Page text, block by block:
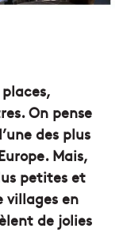
On pense
des plus
Mais,
petites et
villages en
de jolies